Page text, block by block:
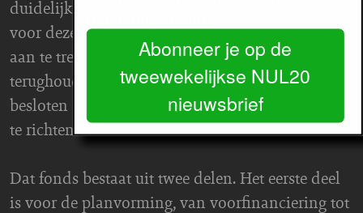
duidelijk gemaa
voor deze woonvorm voldoende financiering
aan te trekken. Banken zijn
terughoudend.
Amsterdam heeft daarom
besloten een leenfonds voor wooncoöperaties op
te richten.
Dat fonds bestaat uit twee delen. Het eerste deel
is voor de planvorming, van voorfinanciering tot
Abonneer je op de
tweewekelijkse NUL20
nieuwsbrief